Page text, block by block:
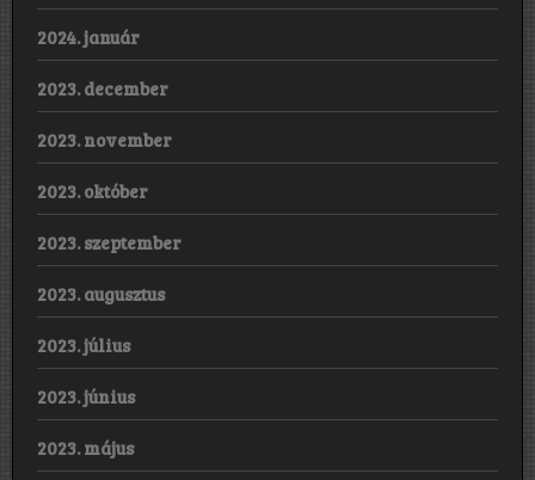
2024. január
2023. december
2023. november
2023. október
2023. szeptember
2023. augusztus
2023. július
2023. június
2023. május